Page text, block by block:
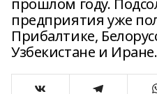
прошлом году.
предприятия уже
Прибалтике,
Узбекистане и Иране.